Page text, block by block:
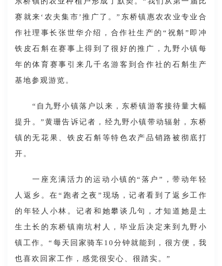
赛就来‘农夫集市’推广了。”东桥镇惠农农业专业合
作社理事长张世华介绍，合作社生产的“祝斛”即冲
铁皮石斛在赛事上得到了很好的推广，九野小镇每
年的体育赛事引来几千名游客到合作社的石斛生产
基地参观游览。
“自九野小镇落户以来，东桥镇游客接待量大幅
提升。”黄珊告诉记者，经九野小镇带动辐射，东桥
镇的无花果、铁皮石斛等特色农产品销路被彻底打
开。
一座充满活力的运动小镇的“落户”，带动年轻
人返乡。在“跑者之夜”现场，记者看到了返乡工作
的年轻人小林。记者和她攀谈几句，才知道她是土
生土长的东桥镇南坑村人，毕业后决定来到九野小
镇工作。“每天回家骑车10分钟就能到，很方便，我
也喜欢回家工作，感觉很安心、很踏实。”